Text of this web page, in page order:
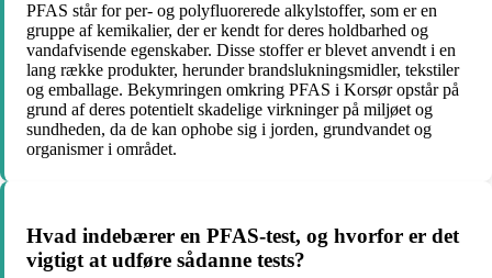
PFAS står for per- og polyfluorerede alkylstoffer, som er en
gruppe af kemikalier, der er kendt for deres holdbarhed og
vandafvisende egenskaber. Disse stoffer er blevet anvendt i en
lang række produkter, herunder brandslukningsmidler, tekstiler
og emballage. Bekymringen omkring PFAS i Korsør opstår på
grund af deres potentielt skadelige virkninger på miljøet og
sundheden, da de kan ophobe sig i jorden, grundvandet og
organismer i området.
Hvad indebærer en PFAS-test, og hvorfor er det
vigtigt at udføre sådanne tests?